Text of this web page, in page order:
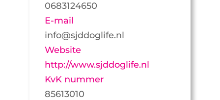
0683124650
E-mail
info@sjddoglife.nl
Website
http://www.sjddoglife.nl
KvK nummer
85613010